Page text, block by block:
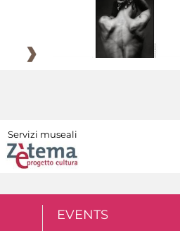
Servizi museali
EVENTS